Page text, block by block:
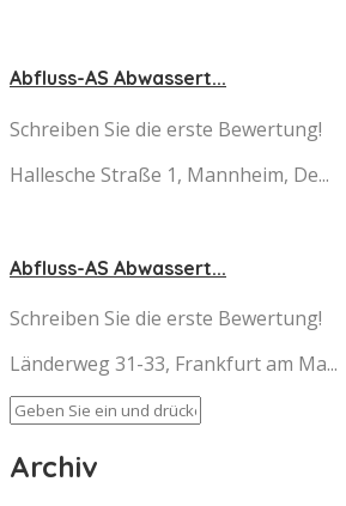
Abfluss-AS Abwassert...
Schreiben Sie die erste Bewertung!
Hallesche Straße 1, Mannheim, De...
Abfluss-AS Abwassert...
Schreiben Sie die erste Bewertung!
Länderweg 31-33, Frankfurt am Ma...
Archiv